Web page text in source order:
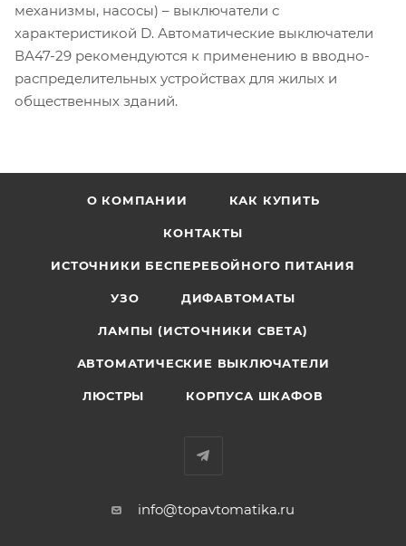
механизмы, насосы) – выключатели с
характеристикой D. Автоматические выключатели
ВА47-29 рекомендуются к применению в вводно-
распределительных устройствах для жилых и
общественных зданий.
О КОМПАНИИ КАК КУПИТЬ
КОНТАКТЫ
ИСТОЧНИКИ БЕСПЕРЕБОЙНОГО ПИТАНИЯ
УЗО ДИФАВТОМАТЫ
ЛАМПЫ (ИСТОЧНИКИ СВЕТА)
АВТОМАТИЧЕСКИЕ ВЫКЛЮЧАТЕЛИ
ЛЮСТРЫ КОРПУСА ШКАФОВ
info@topavtomatika.ru